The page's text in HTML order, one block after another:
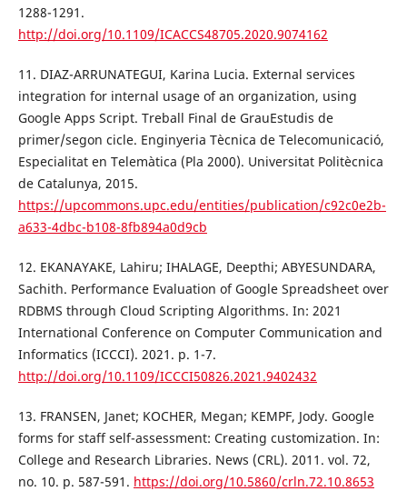
1288-1291.
http://doi.org/10.1109/ICACCS48705.2020.9074162
11. DIAZ-ARRUNATEGUI, Karina Lucia. External services
integration for internal usage of an organization, using
Google Apps Script. Treball Final de GrauEstudis de
primer/segon cicle. Enginyeria Tècnica de Telecomunicació,
Especialitat en Telemàtica (Pla 2000). Universitat Politècnica
de Catalunya, 2015.
https://upcommons.upc.edu/entities/publication/c92c0e2b-
a633-4dbc-b108-8fb894a0d9cb
12. EKANAYAKE, Lahiru; IHALAGE, Deepthi; ABYESUNDARA,
Sachith. Performance Evaluation of Google Spreadsheet over
RDBMS through Cloud Scripting Algorithms. In: 2021
International Conference on Computer Communication and
Informatics (ICCCI). 2021. p. 1-7.
http://doi.org/10.1109/ICCCI50826.2021.9402432
13. FRANSEN, Janet; KOCHER, Megan; KEMPF, Jody. Google
forms for staff self-assessment: Creating customization. In:
College and Research Libraries. News (CRL). 2011. vol. 72,
no. 10. p. 587-591. https://doi.org/10.5860/crln.72.10.8653